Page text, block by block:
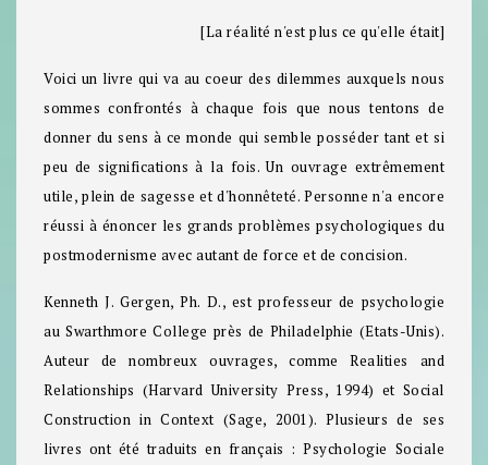
[La réalité n'est plus ce qu'elle était]
Voici un livre qui va au coeur des dilemmes auxquels nous
sommes confrontés à chaque fois que nous tentons de
donner du sens à ce monde qui semble posséder tant et si
peu de significations à la fois. Un ouvrage extrêmement
utile, plein de sagesse et d'honnêteté. Personne n'a encore
réussi à énoncer les grands problèmes psychologiques du
postmodernisme avec autant de force et de concision.
Kenneth J. Gergen, Ph. D., est professeur de psychologie
au Swarthmore College près de Philadelphie (Etats-Unis).
Auteur de nombreux ouvrages, comme Realities and
Relationships (Harvard University Press, 1994) et Social
Construction in Context (Sage, 2001). Plusieurs de ses
livres ont été traduits en français : Psychologie Sociale